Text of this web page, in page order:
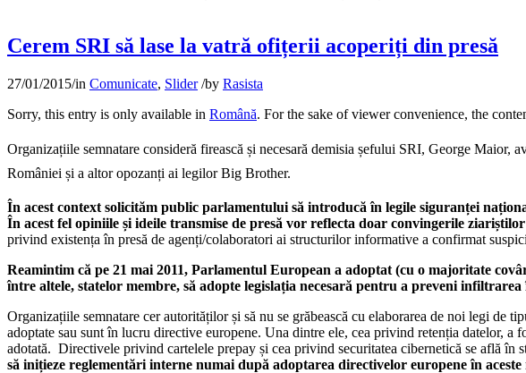
Cerem SRI să lase la vatră ofițerii acoperiți din presă
27/01/2015/in Comunicate, Slider /by Rasista
Sorry, this entry is only available in Română. For the sake of viewer convenience, the
Organizațiile semnatare consideră firească și necesară demisia șefului SRI, George
României și a altor opozanți ai legilor Big Brother.
În acest context solicităm public parlamentului să introducă în legile siguranței
În acest fel opiniile și ideile transmise de presă vor reflecta doar convingerile
privind existența în presă de agenți/colaboratori ai structurilor informative a confirmat
Reamintim că pe 21 mai 2011, Parlamentul European a adoptat (cu o majoritate
între altele, statelor membre, să adopte legislația necesară pentru a preveni
Organizațiile semnatare cer autorităților și să nu se grăbească cu elaborarea de noi legi
adoptate sau sunt în lucru directive europene. Una dintre ele, cea privind retenția datelor,
adotată. Directivele privind cartelele prepay și cea privind securitatea cibernetică se află în
să inițieze reglementări interne numai după adoptarea directivelor europene în